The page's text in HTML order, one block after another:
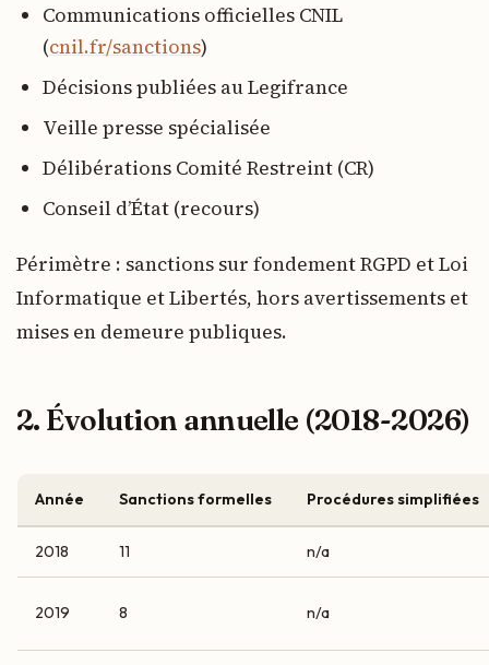
Communications officielles CNIL
(cnil.fr/sanctions)
Décisions publiées au Legifrance
Veille presse spécialisée
Délibérations Comité Restreint (CR)
Conseil d’État (recours)
Périmètre : sanctions sur fondement RGPD et Loi
Informatique et Libertés, hors avertissements et
mises en demeure publiques.
2. Évolution annuelle (2018-2026)
Année Sanctions formelles Procédures simplifiées
2018 11 n/a
2019 8 n/a